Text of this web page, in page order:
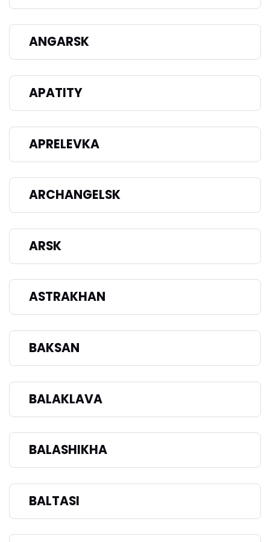
ANGARSK
APATITY
APRELEVKA
ARCHANGELSK
ARSK
ASTRAKHAN
BAKSAN
BALAKLAVA
BALASHIKHA
BALTASI